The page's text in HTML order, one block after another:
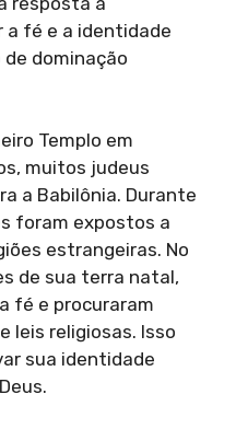
a fé e a identidade
dominação
Templo em
muitos judeus
a Babilônia. Durante
foram expostos a
estrangeiras. No
de sua terra natal,
fé e procuraram
leis religiosas. Isso
sua identidade